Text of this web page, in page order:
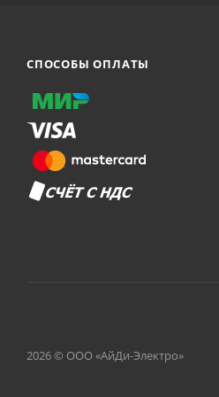
СПОСОБЫ ОПЛАТЫ
2026 © ООО «АйДи-Электро»